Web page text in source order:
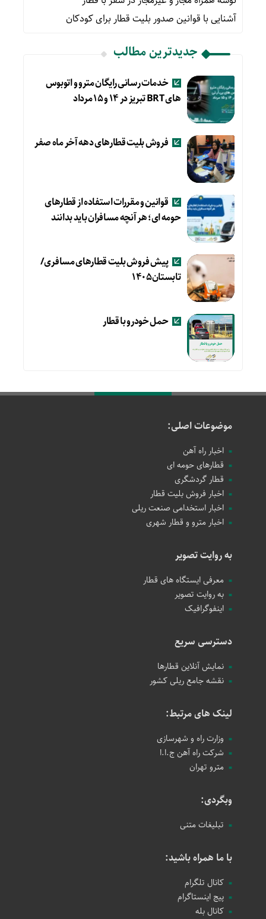
آشنایی با قوانین صدور بلیت قطار برای کودکان
جدیدترین مطالب
خدمات رسانی رایگان مترو و اتوبوس
های BRT تبریز در ۱۴ و ۱۵ مرداد
فروش بلیت قطارهای دهه آخر ماه صفر
قوانین و مقررات استفاده از قطارهای
حومه ای؛ هر آنچه مسافران باید بدانند
پیش فروش بلیت قطارهای مسافری/
تابستان۱۴۰۵
حمل خودرو با قطار
موضوعات اصلی:
اخبار راه آهن
قطارهای حومه ای
قطار گردشگری
اخبار فروش بلیت قطار
اخبار استخدامی صنعت ریلی
اخبار مترو و قطار شهری
به روایت تصویر
معرفی ایستگاه های قطار
به روایت تصویر
اینفوگرافیک
دسترسی سریع
نمایش آنلاین قطارها
نقشه جامع ریلی کشور
لینک های مرتبط:
وزارت راه و شهرسازی
شرکت راه آهن ج.ا.ا
مترو تهران
وبگردی:
تبلیغات متنی
با ما همراه باشید:
کانال تلگرام
پیج اینستاگرام
کانال بله